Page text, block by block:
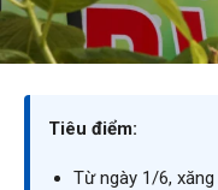
Tiêu điểm:
Từ ngày 1/6,